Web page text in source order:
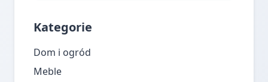
Kategorie
Dom i ogród
Meble